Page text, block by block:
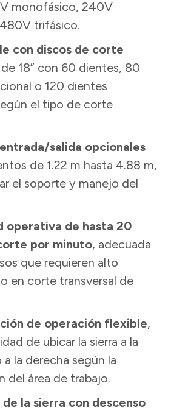
monofásico, 240V
trifásico.
con discos de corte
de 18” con 60 dientes, 80
o 120 dientes
el tipo de corte
salida opcionales
de 1.22 m hasta 4.88 m,
el soporte y manejo del
operativa de hasta 20
por minuto, adecuada
que requieren alto
en corte transversal de
de operación flexible,
de ubicar la sierra a la
a la derecha según la
del área de trabajo.
la sierra con descenso